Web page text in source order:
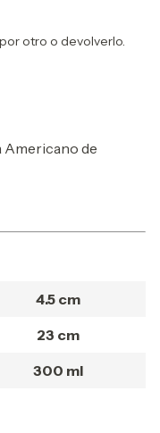
otro o devolverlo.
Americano de
4.5 cm
23 cm
300 ml